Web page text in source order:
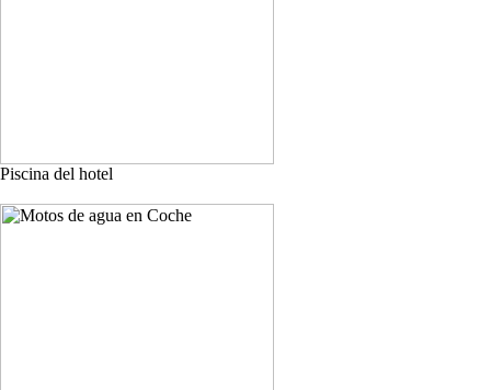
Piscina del hotel